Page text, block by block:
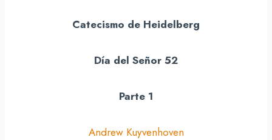
Catecismo de Heidelberg
Día del Señor 52
Parte 1
Andrew Kuyvenhoven